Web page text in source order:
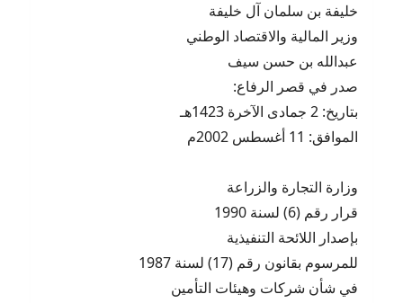
خليفة بن سلمان آل خليفة
وزير المالية والاقتصاد الوطني
عبدالله بن حسن سيف
صدر في قصر الرفاع:
بتاريخ: 2 جمادى الآخرة 1423هـ
الموافق: 11 أغسطس 2002م
وزارة التجارة والزراعة
قرار رقم (6) لسنة 1990
بإصدار اللائحة التنفيذية
للمرسوم بقانون رقم (17) لسنة 1987
في شأن شركات وهيئات التأمين